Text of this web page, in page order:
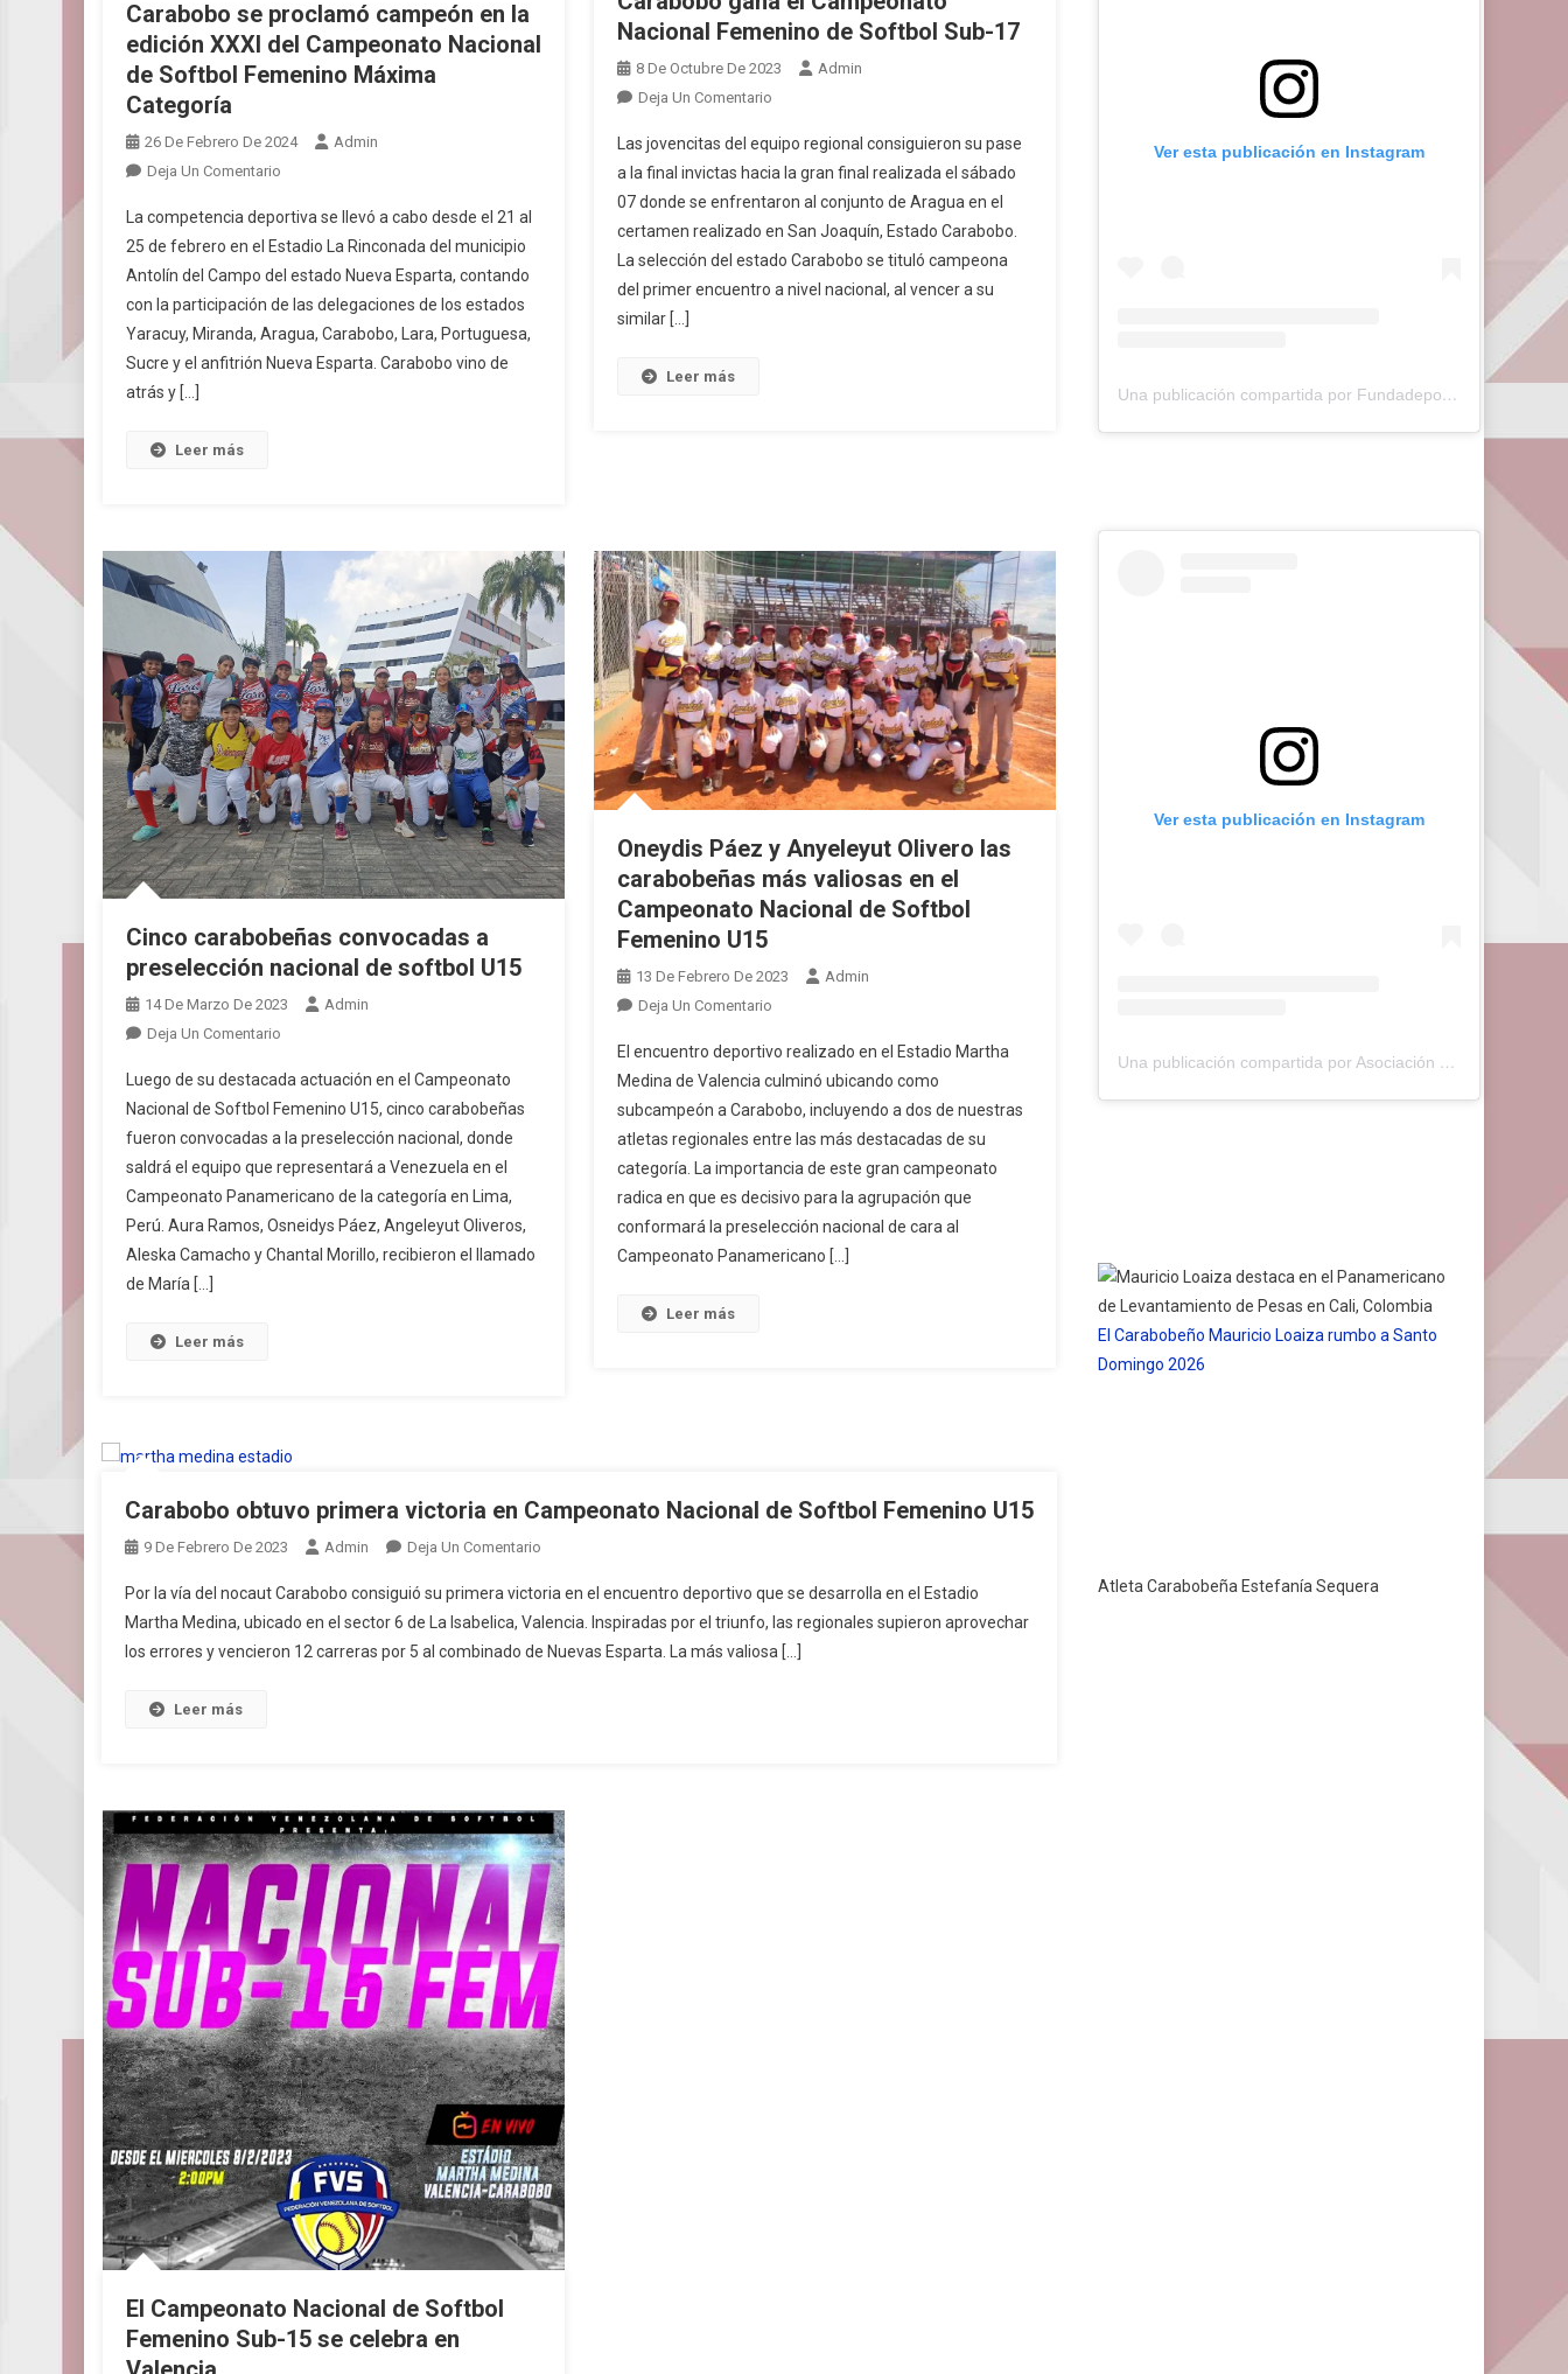
Carabobo se proclamó campeón en la
edición XXXI del Campeonato Nacional
de Softbol Femenino Máxima
Categoría
26 De Febrero De 2024
Admin
Deja Un ComentarioEn
Se
Proclamó
Campeón
En
La
Edición
Máxima
Categoría
La competencia deportiva se llevó a cabo desde el 21 al
25 de febrero en el Estadio La Rinconada del municipio
Antolín del Campo del estado Nueva Esparta, contando
con la participación de las delegaciones de los estados
Yaracuy, Miranda, Aragua, Carabobo, Lara, Portuguesa,
Sucre y el anfitrión Nueva Esparta. Carabobo vino de
atrás y […]
Leer más
Nacional Femenino de Softbol Sub-17
8 De Octubre De 2023
Admin
Deja Un ComentarioEn
Gana
El
Campeonato
Nacional
Femenino
De
Las jovencitas del equipo regional consiguieron su pase
a la final invictas hacia la gran final realizada el sábado
07 donde se enfrentaron al conjunto de Aragua en el
certamen realizado en San Joaquín, Estado Carabobo.
La selección del estado Carabobo se tituló campeona
del primer encuentro a nivel nacional, al vencer a su
similar […]
Leer más
Cinco carabobeñas convocadas a
preselección nacional de softbol U15
14 De Marzo De 2023
Admin
Deja Un ComentarioEn
Carabobeñas
Convocadas
A
Preselección
Nacional
De
Softbol
Luego de su destacada actuación en el Campeonato
Nacional de Softbol Femenino U15, cinco carabobeñas
fueron convocadas a la preselección nacional, donde
saldrá el equipo que representará a Venezuela en el
Campeonato Panamericano de la categoría en Lima,
Perú. Aura Ramos, Osneidys Páez, Angeleyut Oliveros,
Aleska Camacho y Chantal Morillo, recibieron el llamado
de María […]
Leer más
Oneydis Páez y Anyeleyut Olivero las
carabobeñas más valiosas en el
Campeonato Nacional de Softbol
Femenino U15
13 De Febrero De 2023
Admin
Deja Un ComentarioEn
Páez
Y
Anyeleyut
Olivero
Las
Carabobeñas
Más
Valiosas
El encuentro deportivo realizado en el Estadio Martha
Medina de Valencia culminó ubicando como
subcampeón a Carabobo, incluyendo a dos de nuestras
atletas regionales entre las más destacadas de su
categoría. La importancia de este gran campeonato
radica en que es decisivo para la agrupación que
conformará la preselección nacional de cara al
Campeonato Panamericano […]
Leer más
Carabobo obtuvo primera victoria en Campeonato Nacional de Softbol Femenino U15
9 De Febrero De 2023 Admin Deja Un Comentario
Obtuvo
Primera
Victoria
Femenino
U15
Por la vía del nocaut Carabobo consiguió su primera victoria en el encuentro deportivo que se desarrolla en el Estadio
Martha Medina, ubicado en el sector 6 de La Isabelica, Valencia. Inspiradas por el triunfo, las regionales supieron aprovechar
los errores y vencieron 12 carreras por 5 al combinado de Nuevas Esparta. La más valiosa […]
Leer más
El Campeonato Nacional de Softbol
Femenino Sub-15 se celebra en
Ver esta publicación en Instagram
Una publicación compartida por Fundadeporte Carabobo (@fundadeporte)
Ver esta publicación en Instagram
Una publicación compartida por Asociación de Pádel del Estado Carabobo (@asopadelcarabobo)
El Carabobeño Mauricio Loaiza rumbo a Santo
Domingo 2026
Atleta Carabobeña Estefanía Sequera